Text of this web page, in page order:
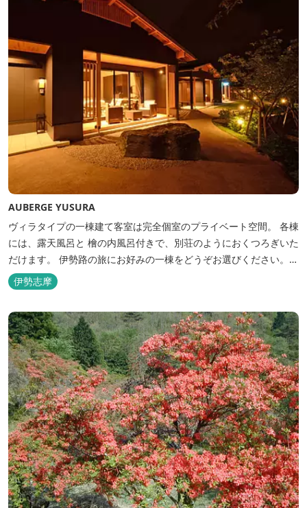
AUBERGE YUSURA
ヴィラタイプの一棟建て客室は完全個室のプライベート空間。 各棟
には、露天風呂と 檜の内風呂付きで、別荘のようにおくつろぎいた
だけます。 伊勢路の旅にお好みの一棟をどうぞお選びください。
「AUBERGE YUSURA」が大切にしていること それは、小さな宿な
らではの「ひと手間」のおもてなし。 「居・食・充」を満たし、皆
て...
伊勢志摩